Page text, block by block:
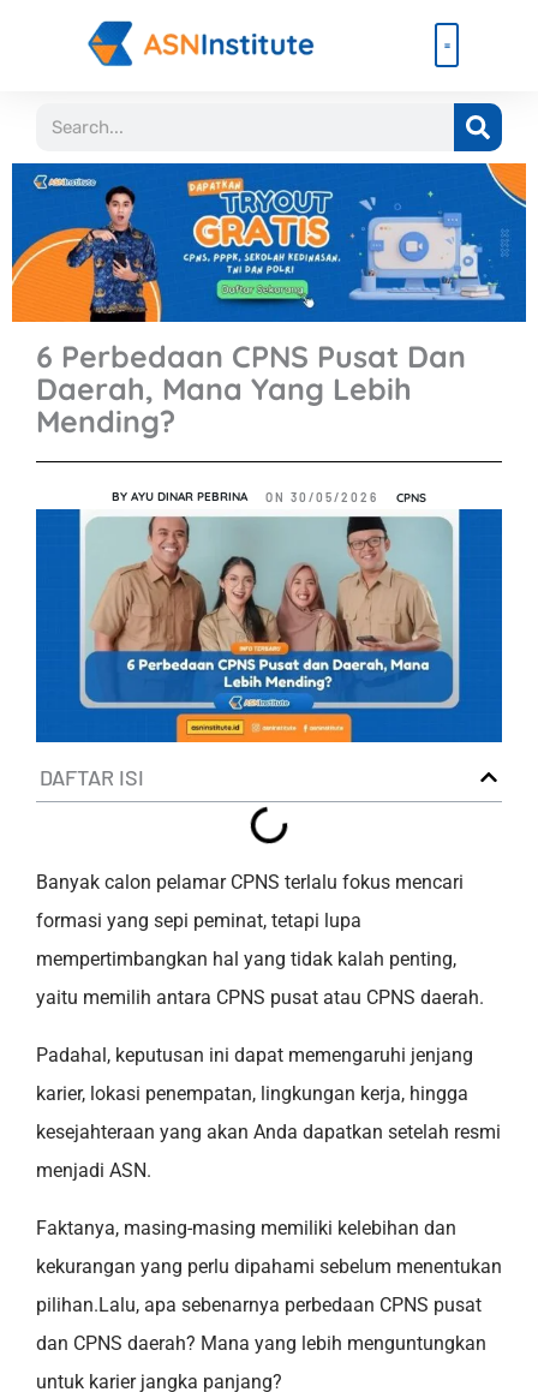
Search
6 Perbedaan CPNS Pusat Dan
Daerah, Mana Yang Lebih
Mending?
BY AYU DINAR PEBRINA ON 30/05/2026 CPNS
DAFTAR ISI
Banyak calon pelamar CPNS terlalu fokus mencari
formasi yang sepi peminat, tetapi lupa
mempertimbangkan hal yang tidak kalah penting,
yaitu memilih antara CPNS pusat atau CPNS daerah.
Padahal, keputusan ini dapat memengaruhi jenjang
karier, lokasi penempatan, lingkungan kerja, hingga
kesejahteraan yang akan Anda dapatkan setelah resmi
menjadi ASN.
Faktanya, masing-masing memiliki kelebihan dan
kekurangan yang perlu dipahami sebelum menentukan
pilihan.Lalu, apa sebenarnya perbedaan CPNS pusat
dan CPNS daerah? Mana yang lebih menguntungkan
untuk karier jangka panjang?